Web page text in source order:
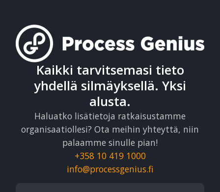
Kaikki tarvitsemasi tieto
yhdellä silmäyksellä. Yksi
alusta.
Haluatko lisätietoja ratkaisustamme
organisaatiollesi? Ota meihin yhteyttä, niin
palaamme sinulle pian!
+358 10 419 1000
info@processgenius.fi